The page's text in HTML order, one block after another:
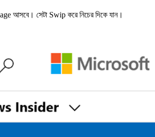
আসবে। সেটা Swip করে নিচের দিকে যান।